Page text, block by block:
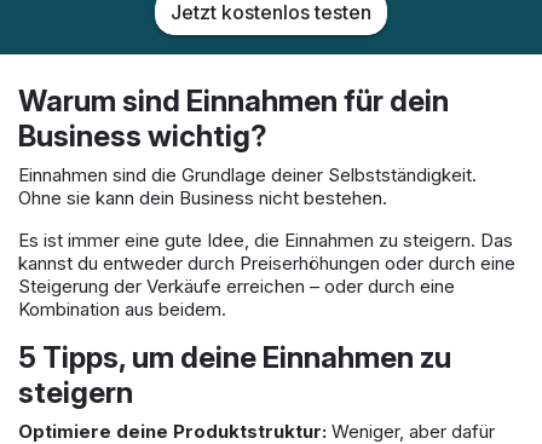
Jetzt kostenlos testen
Warum sind Einnahmen für dein
Business wichtig?
Einnahmen sind die Grundlage deiner Selbstständigkeit.
Ohne sie kann dein Business nicht bestehen.
Es ist immer eine gute Idee, die Einnahmen zu steigern. Das
kannst du entweder durch Preiserhöhungen oder durch eine
Steigerung der Verkäufe erreichen – oder durch eine
Kombination aus beidem.
5 Tipps, um deine Einnahmen zu
steigern
Optimiere deine Produktstruktur: Weniger, aber dafür